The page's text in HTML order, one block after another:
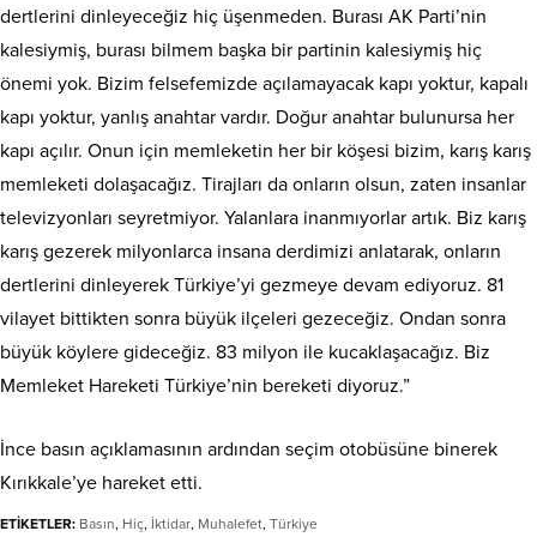
dertlerini dinleyeceğiz hiç üşenmeden. Burası AK Parti’nin
kalesiymiş, burası bilmem başka bir partinin kalesiymiş hiç
önemi yok. Bizim felsefemizde açılamayacak kapı yoktur, kapalı
kapı yoktur, yanlış anahtar vardır. Doğur anahtar bulunursa her
kapı açılır. Onun için memleketin her bir köşesi bizim, karış karış
memleketi dolaşacağız. Tirajları da onların olsun, zaten insanlar
televizyonları seyretmiyor. Yalanlara inanmıyorlar artık. Biz karış
karış gezerek milyonlarca insana derdimizi anlatarak, onların
dertlerini dinleyerek Türkiye’yi gezmeye devam ediyoruz. 81
vilayet bittikten sonra büyük ilçeleri gezeceğiz. Ondan sonra
büyük köylere gideceğiz. 83 milyon ile kucaklaşacağız. Biz
Memleket Hareketi Türkiye’nin bereketi diyoruz.”
İnce basın açıklamasının ardından seçim otobüsüne binerek
Kırıkkale’ye hareket etti.
ETİKETLER: Basın, Hiç, İktidar, Muhalefet, Türkiye